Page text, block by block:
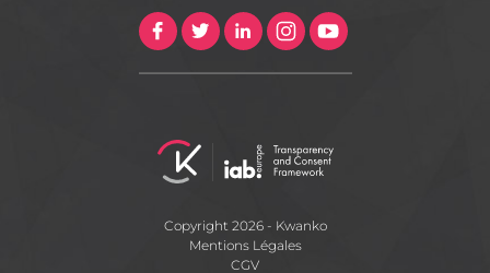
Copyright 2026 - Kwanko
Mentions Légales
CGV